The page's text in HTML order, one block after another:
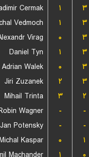
Cermak
۱ ۳
Vedmoch
۱ ۳
Virag
۰ ۳
Daniel Tyn
۱ ۳
Adrian Walek
۰ ۳
Jiri Zuzanek
۲ ۳
Mihail Trinta
۳ ۲
Wagner
- -
Jan Potensky
- -
Kaspar
۰ ۱